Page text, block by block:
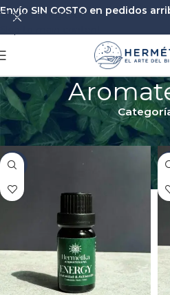
Skip to navigation
Inicio Aromaterapia
-17% -
Envío SIN COSTO en pedidos